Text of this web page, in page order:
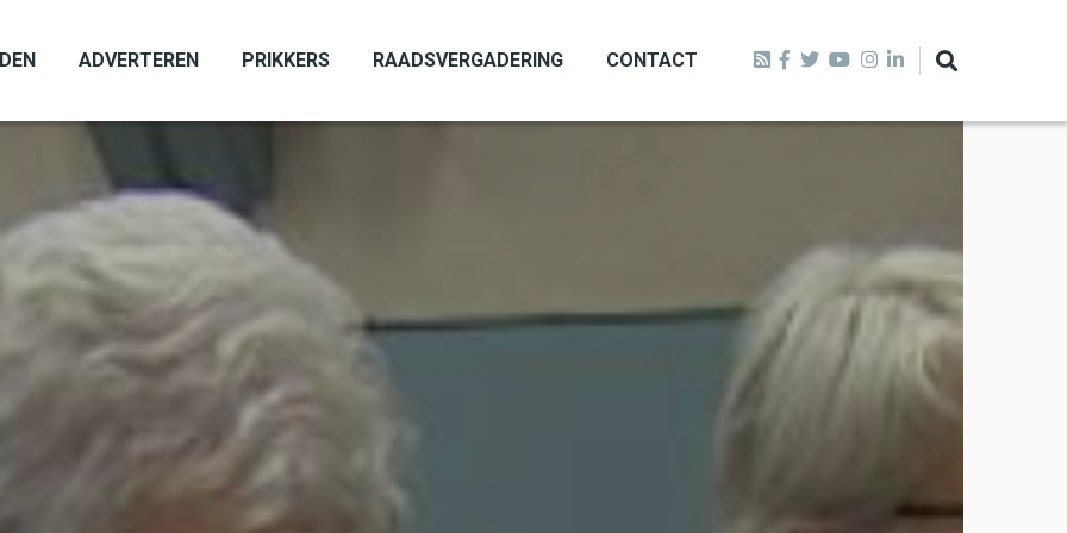
ADVERTEREN PRIKKERS RAADSVERGADERING CONTACT